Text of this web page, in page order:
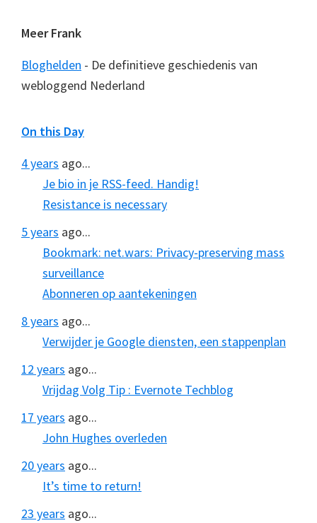
Meer Frank
Bloghelden - De definitieve geschiedenis van
webloggend Nederland
On this Day
4 years ago...
Je bio in je RSS-feed. Handig!
Resistance is necessary
5 years ago...
Bookmark: net.wars: Privacy-preserving mass
surveillance
Abonneren op aantekeningen
8 years ago...
Verwijder je Google diensten, een stappenplan
12 years ago...
Vrijdag Volg Tip : Evernote Techblog
17 years ago...
John Hughes overleden
20 years ago...
It’s time to return!
23 years ago...